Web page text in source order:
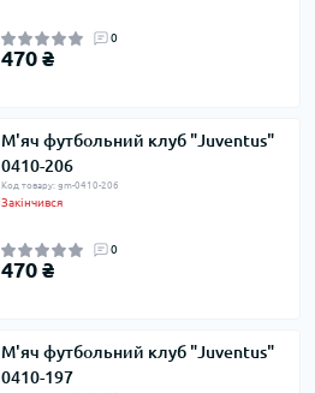
0
470 ₴
М'яч футбольний клуб "Juventus"
0410-206
Код товару: gm-0410-206
Закінчився
0
470 ₴
М'яч футбольний клуб "Juventus"
0410-197